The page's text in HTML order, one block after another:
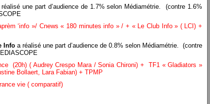
une part d’audience de 1.7% selon Médiamétrie. (contre 1.6%
‘info »/ Cnews « 180 minutes info » / + « Le Club Info » ( LCI) +
Info a réalisé une part d’audience de 0.8% selon Médiamétrie. (contre
(20h) ( Audrey Crespo Mara / Sonia Chironi) + TF1 « Gladiators »
Bollaert, Lara Fabian) + TPMP
vie ( comparatif)